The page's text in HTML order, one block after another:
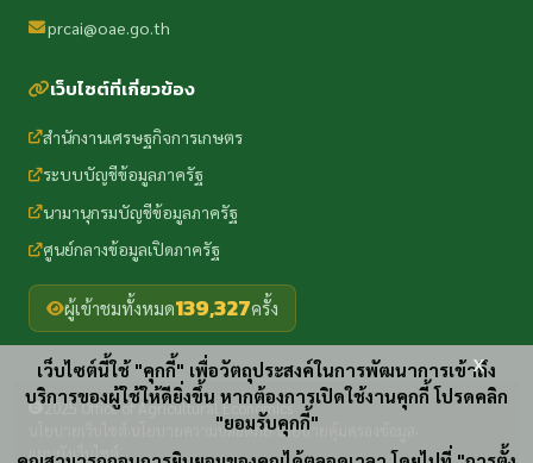
prcai@oae.go.th
เว็บไซต์ที่เกี่ยวข้อง
สำนักงานเศรษฐกิจการเกษตร
ระบบบัญชีข้อมูลภาครัฐ
นามานุกรมบัญชีข้อมูลภาครัฐ
ศูนย์กลางข้อมูลเปิดภาครัฐ
ผู้เข้าชมทั้งหมด139,327ครั้ง
2025 Office of Agricultural Economics
นโยบายความปลอดภัย·นโยบายคุ้มครองข้อมูล
แผนผังเว็บไซต์
เว็บไซต์นี้ใช้ "คุกกี้" เพื่อวัตถุประสงค์ในการพัฒนาการเข้าถึง
บริการของผู้ใช้ให้ดียิ่งขึ้น หากต้องการเปิดใช้งานคุกกี้ โปรดคลิก
"ยอมรับคุกกี้"
x